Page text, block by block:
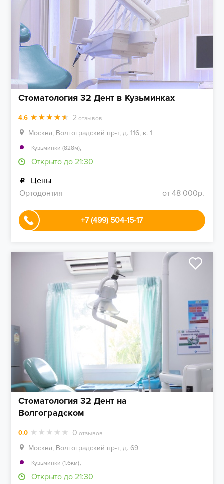
Стоматология 32 Дент в Кузьминках
4.6 2 отзывов
Москва, Волгоградский пр-т, д. 116, к. 1
Кузьминки (828м),
Открыто до 21:30
Цены
Ортодонтия
от 48 000р.
+7 (499) 504-15-17
Стоматология 32 Дент на
Волгоградском
0.0 0 отзывов
Москва, Волгоградский пр-т, д. 69
Кузьминки (1.6км),
Открыто до 21:30